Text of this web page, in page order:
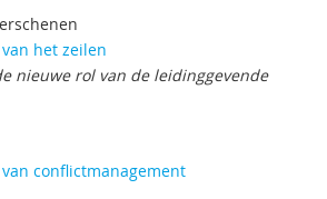
het zeilen
nieuwe rol van de leidinggevende
conflictmanagement